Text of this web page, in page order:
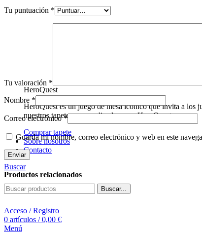
HeroQuest
HeroQuest es un juego de mesa icónico que invita a los
nuestros tapetes personalizados para HeroQuest.
Comprar tapete
Sobre nosotros
Contacto
Buscar
Buscar...
Acceso / Registro
0 artículos / 0,00 €
Menú
Tu puntuación *
Tu valoración *
Nombre *
Correo electrónico*
Guarda mi nombre, correo electrónico y web en este
Productos relacionados